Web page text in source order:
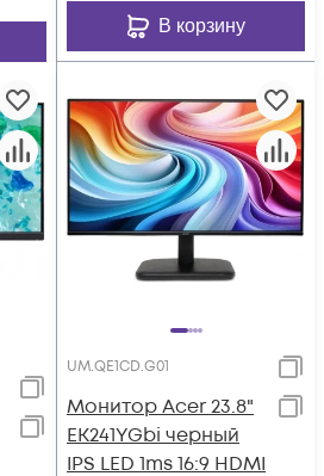
В корзину
UM.QE1CD.G01
Монитор Acer 23.8"
EK241YGbi черный
IPS LED 1ms 16:9 HDMI